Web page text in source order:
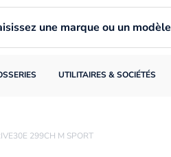
UTILITAIRES & SOCIÉTÉS
une marque ou un modèle
299CH M SPORT